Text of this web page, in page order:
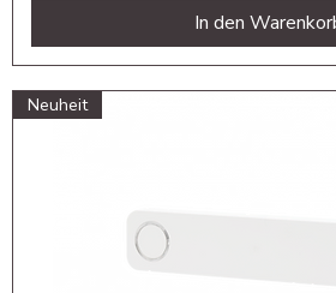
In den
Neuheit